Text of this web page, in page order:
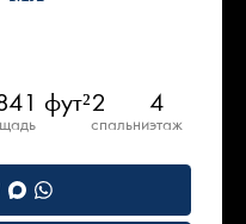
фут²2
спальни
4
этаж